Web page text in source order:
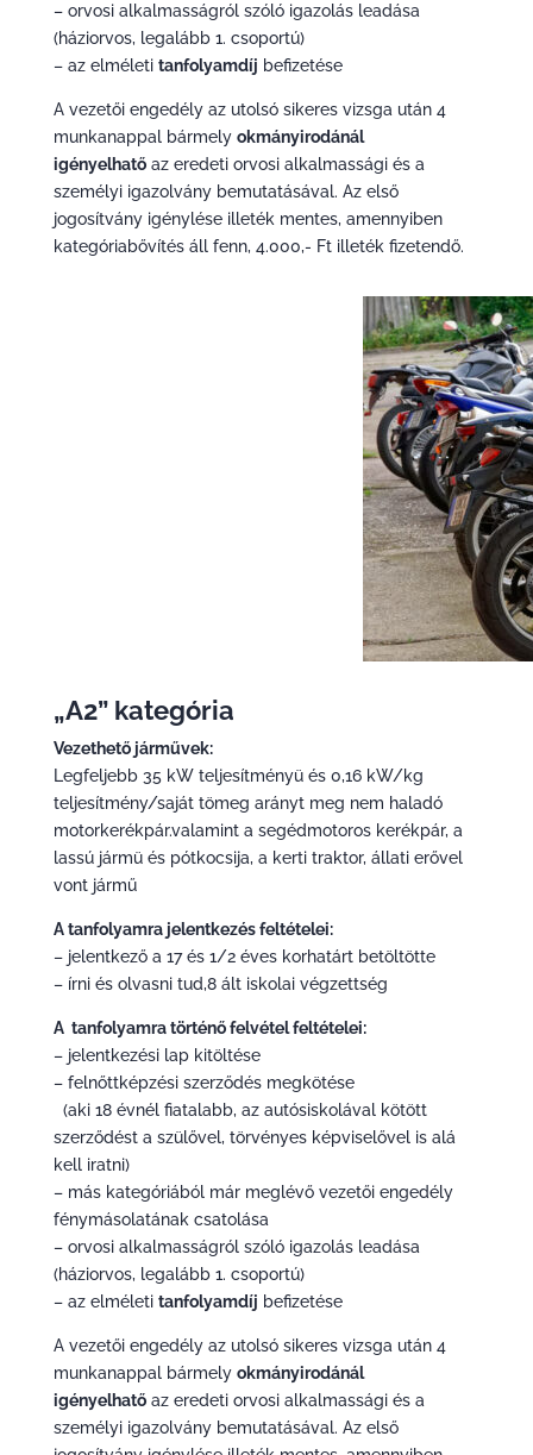
– orvosi alkalmasságról szóló igazolás leadása
(háziorvos, legalább 1. csoportú)
– az elméleti tanfolyamdíj befizetése
A vezetői engedély az utolsó sikeres vizsga után 4
munkanappal bármely okmányirodánál
igényelhatőaz eredeti orvosi alkalmassági és a
személyi igazolvány bemutatásával. Az első
jogosítvány igénylése illeték mentes, amennyiben
kategóriabővítés áll fenn, 4.000,- Ft illeték fizetendő.
„A2” kategória
Vezethető járművek:
Legfeljebb 35 kW teljesítményü és 0,16 kW/kg
teljesítmény/saját tömeg arányt meg nem haladó
motorkerékpár.valamint a segédmotoros kerékpár, a
lassú jármü és pótkocsija, a kerti traktor, állati erővel
vont jármű
A tanfolyamra jelentkezés feltételei:
– jelentkező a 17 és 1/2 éves korhatárt betöltötte
– írni és olvasni tud,8 ált iskolai végzettség
A tanfolyamra történő felvétel feltételei:
– jelentkezési lap kitöltése
– felnőttképzési szerződés megkötése
(aki 18 évnél fiatalabb, az autósiskolával kötött
szerződést a szülővel, törvényes képviselővel is alá
kell iratni)
– más kategóriából már meglévő vezetői engedély
fénymásolatának csatolása
– orvosi alkalmasságról szóló igazolás leadása
(háziorvos, legalább 1. csoportú)
– az elméleti tanfolyamdíj befizetése
A vezetői engedély az utolsó sikeres vizsga után 4
munkanappal bármely okmányirodánál
igényelhatőaz eredeti orvosi alkalmassági és a
személyi igazolvány bemutatásával. Az első